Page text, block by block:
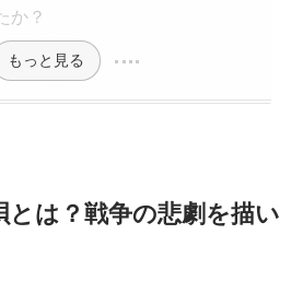
か？
もっと見る
とは？戦争の悲劇を描い